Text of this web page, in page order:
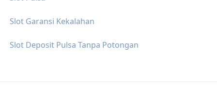
Slot Garansi Kekalahan
Slot Deposit Pulsa Tanpa Potongan